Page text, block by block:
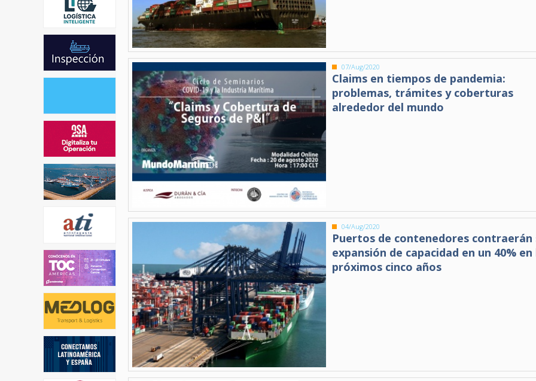
07/Aug/2020
Claims en tiempos de pandemia:
problemas, trámites y coberturas
alrededor del mundo
04/Aug/2020
Puertos de contenedores contraerán
expansión de capacidad en un 40% en
próximos cinco años